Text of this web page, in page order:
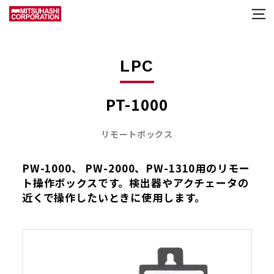
LPC
PT-1000
リモートボックス
PW-1000、 PW-2000、PW-1310用のリモー
ト操作ボックスです。検出器やアクチェータの
近くで操作したいときに使用します。